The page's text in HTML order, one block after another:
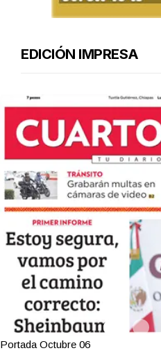
EDICIÓN IMPRESA
Portada Octubre 06